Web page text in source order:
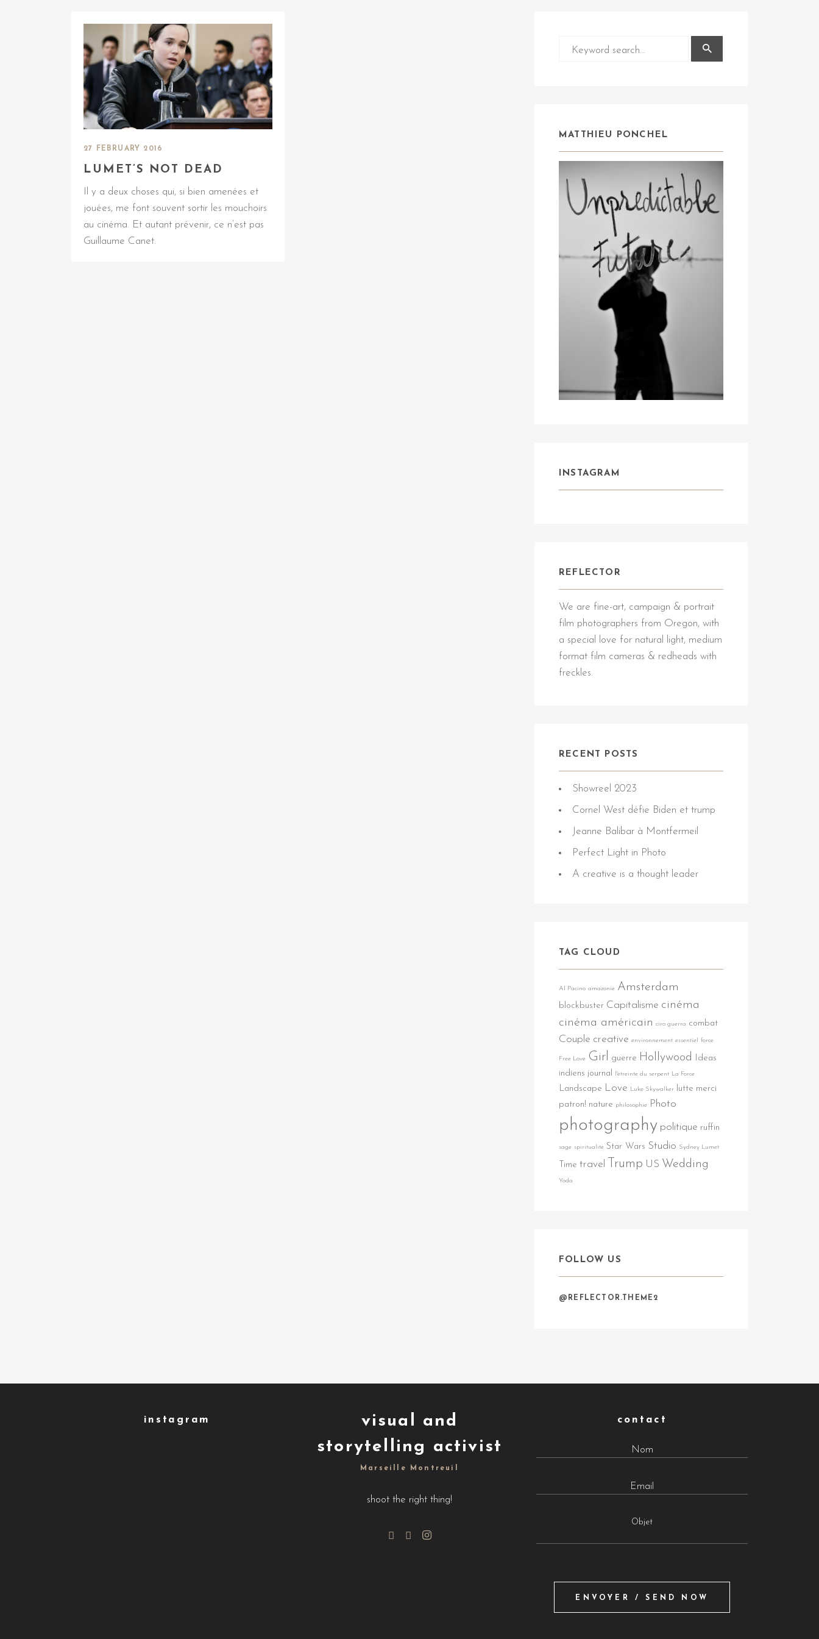
27 FEBRUARY 2016
LUMET’S NOT DEAD
Il y a deux choses qui, si bien amenées et
jouées, me font souvent sortir les mouchoirs
au cinéma. Et autant prévenir, ce n’est pas
Guillaume Canet.
MATTHIEU PONCHEL
INSTAGRAM
REFLECTOR
We are fine-art, campaign & portrait
film photographers from Oregon, with
a special love for natural light, medium
format film cameras & redheads with
freckles.
RECENT POSTS
Showreel 2023
Cornel West défie Biden et trump
Jeanne Balibar à Montfermeil
Perfect Light in Photo
A creative is a thought leader
TAG CLOUD
Al Pacino amazonie Amsterdam
blockbuster Capitalisme cinéma
cinéma américain ciro guerra combat
Couple creative environnement essentiel force
Free Love Girl guerre Hollywood
Ideas
indiens journal l'étreinte du serpent La Force
Landscape Love Luke Skywalker lutte merci
patron! nature philosophie Photo
photography politique ruffin
sage spiritualité Star Wars Studio Sydney Lumet
Time travel Trump US Wedding
Yoda
FOLLOW US
@REFLECTOR.THEME2
instagram
visual and
storytelling activist
Marseille Montreuil
shoot the right thing!
contact
Objet